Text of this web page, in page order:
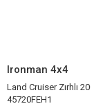
Ironman 4x4
Land Cruiser Zırhlı
45720FEH1